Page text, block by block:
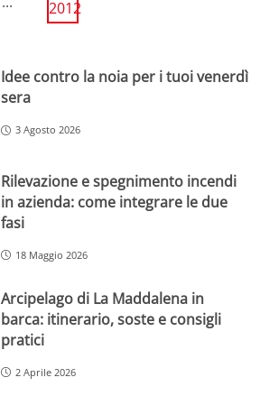
2012
Idee contro la noia per i tuoi venerdì
sera
3 Agosto 2026
Rilevazione e spegnimento incendi
in azienda: come integrare le due
fasi
18 Maggio 2026
Arcipelago di La Maddalena in
barca: itinerario, soste e consigli
pratici
2 Aprile 2026